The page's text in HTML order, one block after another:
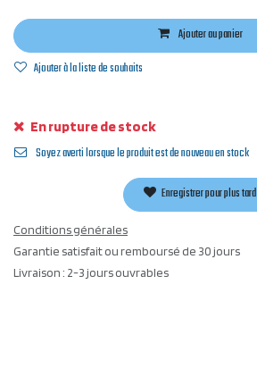
Ajouter au panier
Ajouter à la liste de souhaits
En rupture de stock
Soyez averti lorsque le produit est de nouveau en stock
Enregistrer pour plus tard
Conditions générales
Garantie satisfait ou remboursé de 30 jours
Livraison : 2-3 jours ouvrables